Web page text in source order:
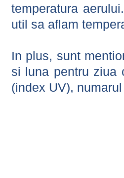
temperatura
util sa aflam
In plus, sunt
si luna pentru ziua
(index UV),